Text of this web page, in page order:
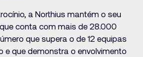
a Northius mantém o seu
conta com mais de 28.000
que supera o de 12 equipas
e que demonstra o envolvimento